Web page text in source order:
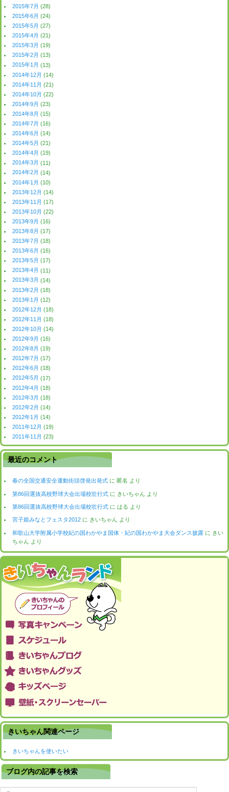
2015年7月 (28)
2015年6月 (24)
2015年5月 (27)
2015年4月 (21)
2015年3月 (19)
2015年2月 (13)
2015年1月 (13)
2014年12月 (14)
2014年11月 (21)
2014年10月 (22)
2014年9月 (23)
2014年8月 (15)
2014年7月 (16)
2014年6月 (14)
2014年5月 (21)
2014年4月 (19)
2014年3月 (11)
2014年2月 (14)
2014年1月 (10)
2013年12月 (14)
2013年11月 (17)
2013年10月 (22)
2013年9月 (16)
2013年8月 (17)
2013年7月 (18)
2013年6月 (16)
2013年5月 (17)
2013年4月 (11)
2013年3月 (14)
2013年2月 (18)
2013年1月 (12)
2012年12月 (18)
2012年11月 (18)
2012年10月 (14)
2012年9月 (16)
2012年8月 (19)
2012年7月 (17)
2012年6月 (18)
2012年5月 (17)
2012年4月 (18)
2012年3月 (18)
2012年2月 (14)
2012年1月 (14)
2011年12月 (19)
2011年11月 (23)
最近のコメント
春の全国交通安全運動街頭啓発出発式 に 匿名 より
第86回選抜高校野球大会出場校壮行式 に きいちゃん より
第86回選抜高校野球大会出場校壮行式 にはる より
宮子姫みなとフェスタ2012 に きいちゃん より
和歌山大学附属小学校紀の国わかやま国体・紀の国わかやま大会ダンス披露 に きい
ちゃん より
きいちゃん関連ページ
きいちゃんを使いたい
ブログ内の記事を検索